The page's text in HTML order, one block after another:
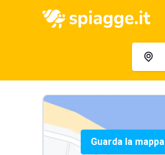
Guarda la mappa